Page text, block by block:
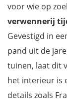
voor wie op
verwennerij
Gevestigd in
pand uit de
tuinen, laat dit
het interieur is
details zoals